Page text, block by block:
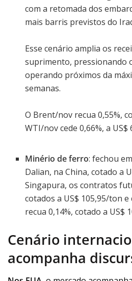
com a retomada dos
mais barris previstos do
Esse cenário amplia os
suprimento, pressionando
operando próximos da
semanas.
O Brent/nov recua 0,55%,
WTI/nov cede 0,66%, a US$
Minério de ferro: fechou
Dalian, na China, cotado a
Singapura, os contratos
cotados a US$ 105,95/ton
recua 0,14%, cotado a US$
Cenário
acompanha